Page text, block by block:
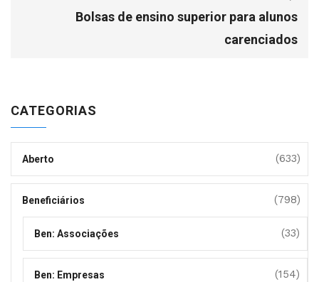
Bolsas de ensino superior para alunos
carenciados
CATEGORIAS
Aberto (633)
Beneficiários (798)
Ben: Associações (33)
Ben: Empresas (154)